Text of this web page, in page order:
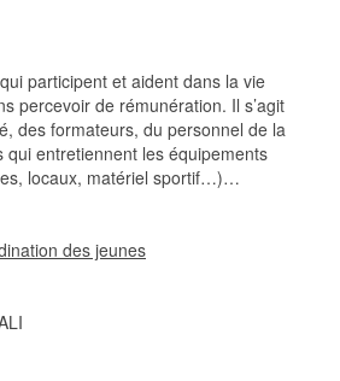
participent et aident dans la vie
percevoir de rémunération. Il s’agit
des formateurs, du personnel de la
qui entretiennent les équipements
locaux, matériel sportif…)…
des jeunes